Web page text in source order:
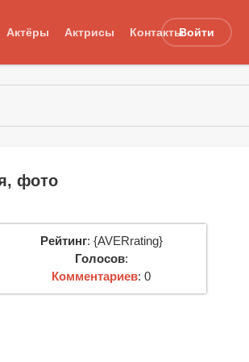
Актёры Актрисы КонтактыВойти
фото
Рейтинг: {AVERrating}
Голосов:
Комментариев: 0